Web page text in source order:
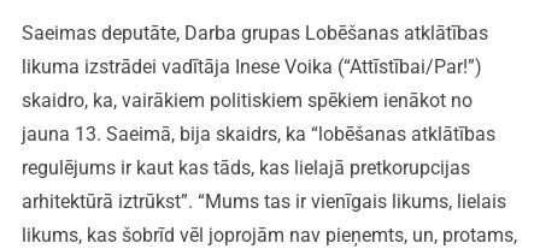
Saeimas deputāte, Darba grupas Lobēšanas atklātības
likuma izstrādei vadītāja Inese Voika (“Attīstībai/Par!”)
skaidro, ka, vairākiem politiskiem spēkiem ienākot no
jauna 13. Saeimā, bija skaidrs, ka “lobēšanas atklātības
regulējums ir kaut kas tāds, kas lielajā pretkorupcijas
arhitektūrā iztrūkst”. “Mums tas ir vienīgais likums, lielais
likums, kas šobrīd vēl joprojām nav pieņemts, un, protams,